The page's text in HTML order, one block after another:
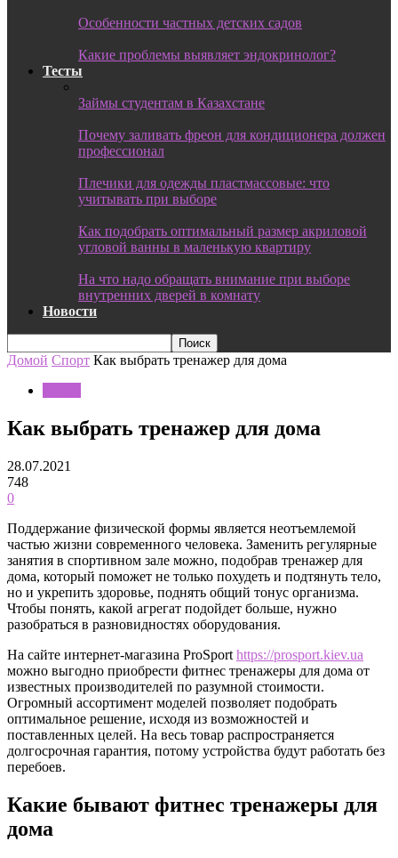
Особенности частных детских садов
Какие проблемы выявляет эндокринолог?
Тесты
Займы студентам в Казахстане
Почему заливать фреон для кондиционера должен
профессионал
Плечики для одежды пластмассовые: что
учитывать при выборе
Как подобрать оптимальный размер акриловой
угловой ванны в маленькую квартиру
На что надо обращать внимание при выборе
внутренних дверей в комнату
Новости
Домой Спорт Как выбрать тренажер для дома
Как выбрать тренажер для дома
28.07.2021
748
0
Поддержание физической формы является неотъемлемой
частью жизни современного человека. Заменить регулярные
занятия в спортивном зале можно, подобрав тренажер для
дома, который поможет не только похудеть и подтянуть тело,
но и укрепить здоровье, поднять общий тонус организма.
Чтобы понять, какой агрегат подойдет больше, нужно
разобраться в разновидностях оборудования.
На сайте интернет-магазина ProSport https://prosport.kiev.ua
можно выгодно приобрести фитнес тренажеры для дома от
известных производителей по разумной стоимости.
Огромный ассортимент моделей позволяет подобрать
оптимальное решение, исходя из возможностей и
поставленных целей. На весь товар распространяется
долгосрочная гарантия, потому устройства будут работать без
перебоев.
Какие бывают фитнес тренажеры для
дома